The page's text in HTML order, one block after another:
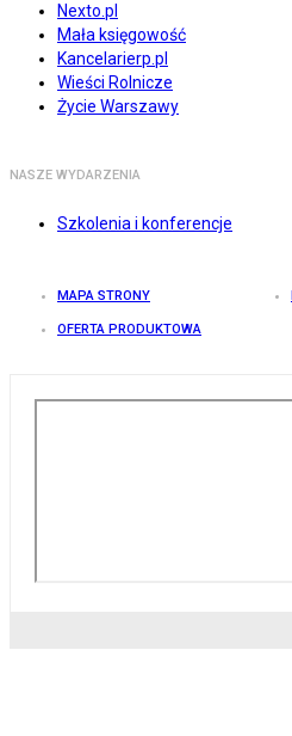
Nexto.pl
Mała księgowość
Kancelarierp.pl
Wieści Rolnicze
Życie Warszawy
NASZE WYDARZENIA
Szkolenia i konferencje
MAPA STRONY
OFERTA PRODUKTOWA